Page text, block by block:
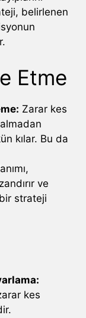
belirlenen
Etme
Zarar kes
kılar. Bu da
ve
strateji
kes